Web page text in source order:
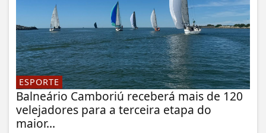
ESPORTE
Balneário Camboriú receberá mais de 120
velejadores para a terceira etapa do
maior...